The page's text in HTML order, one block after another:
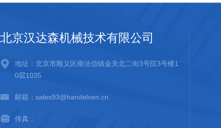
北京汉达森机械技术有限公司
地址：北京市顺义区南法信镇金关北二街3号院3号楼1
0层1035
邮箱：sales93@handelsen.cn
传真：